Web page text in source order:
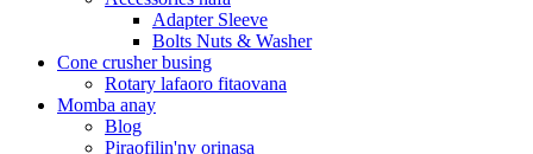
Adapter Sleeve
Bolts Nuts & Washer
Cone crusher busing
Rotary lafaoro fitaovana
Momba anay
Blog
Piraofilin'ny orinasa